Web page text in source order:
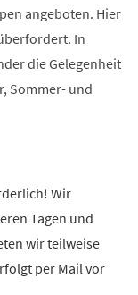
angeboten. Hier
In
die Gelegenheit
Sommer- und
Wir
Tagen und
wir teilweise
per Mail vor